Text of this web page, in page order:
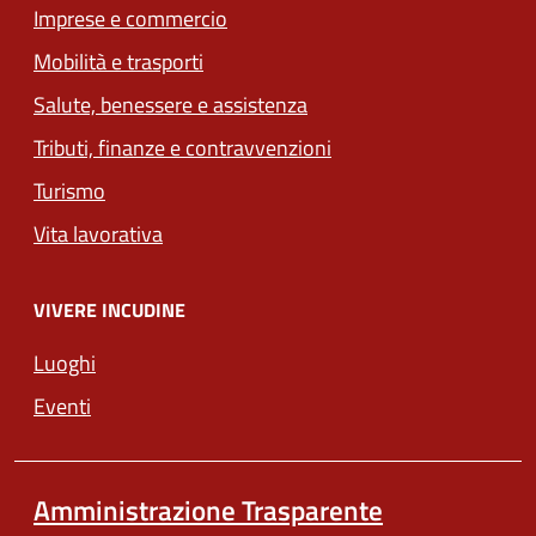
Imprese e commercio
Mobilità e trasporti
Salute, benessere e assistenza
Tributi, finanze e contravvenzioni
Turismo
Vita lavorativa
VIVERE INCUDINE
Luoghi
Eventi
Amministrazione Trasparente